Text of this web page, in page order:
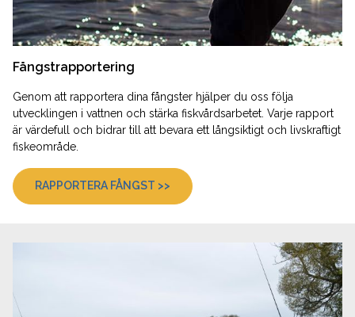
Fångstrapportering
Genom att rapportera dina fångster hjälper du oss följa
utvecklingen i vattnen och stärka fiskvårdsarbetet. Varje rapport
är värdefull och bidrar till att bevara ett långsiktigt och livskraftigt
fiskeområde.
RAPPORTERA FÅNGST >>